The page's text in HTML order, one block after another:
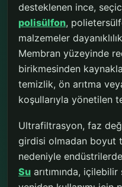
desteklenen ince,
polisülfon,
malzemeler
Membran yüzeyinde
birikmesinden
temizlik, ön arıtma
koşullarıyla yönetilen
Ultrafiltrasyon, faz
girdisi olmadan boyut
nedeniyle
Su arıtımında,